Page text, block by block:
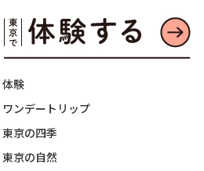
体験
ワンデートリップ
東京の四季
東京の自然